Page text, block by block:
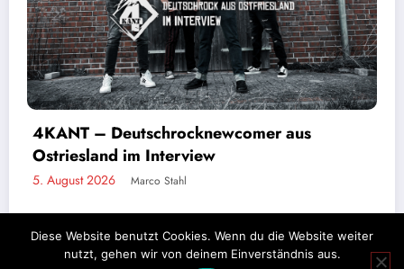
4KANT – Deutschrocknewcomer aus
Ostriesland im Interview
5. August 2026 Marco Stahl
Diese Website benutzt Cookies. Wenn du die Website weiter
nutzt, gehen wir von deinem Einverständnis aus.